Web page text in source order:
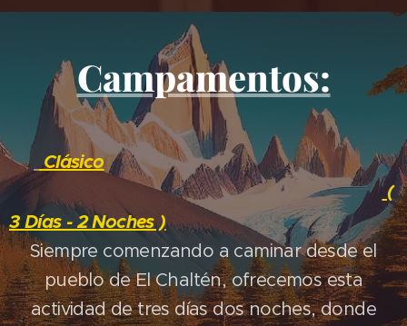
Campamentos:
Clásico
(
3 Días - 2 Noches )
Siempre comenzando a caminar desde el
pueblo de El Chaltén, ofrecemos esta
actividad de tres días dos noches, donde